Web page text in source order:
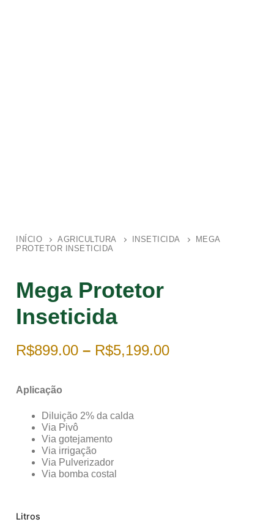
INÍCIO AGRICULTURA INSETICIDA
MEGA
PROTETOR INSETICIDA
Mega Protetor
Inseticida
R$899.00 – R$5,199.00
Aplicação
Diluição 2% da calda
Via Pivô
Via gotejamento
Via irrigação
Via Pulverizador
Via bomba costal
Litros